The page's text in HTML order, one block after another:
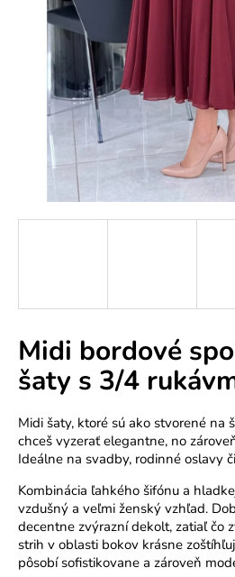
Midi bordové
šaty s 3/4
Midi šaty, ktoré sú ako stvorené na
chceš vyzerať elegantne, no
Ideálne na svadby, rodinné oslavy
Kombinácia ľahkého šifónu a
vzdušný a veľmi ženský vzhľad.
decentne zvýrazní dekolt, zatiaľ čo
strih v oblasti bokov krásne
pôsobí sofistikovane a zároveň
O
d
o
r
ú
č
a
m
e